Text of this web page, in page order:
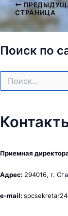
Навигация
по
записям
СТРАНИЦА
Поиск по
Приемная
Адрес: 294016, г.
e-mail: